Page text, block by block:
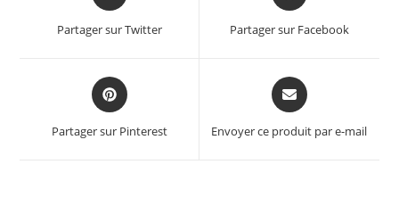
Partager sur Twitter Partager sur Facebook
Partager sur Pinterest Envoyer ce produit par e-mail